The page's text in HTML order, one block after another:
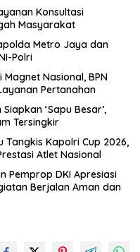
Konsultasi
Masyarakat
Metro Jaya dan
Polri
Magnet Nasional, BPN
Pertanahan
‘Sapu Besar’,
Tersingkir
Tangkis Kapolri Cup 2026,
Atlet Nasional
Pemprop DKI Apresiasi
Berjalan Aman dan